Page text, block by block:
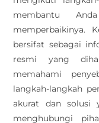
membantu
memperbaikinya.
bersifat sebagai
resmi yang
memahami
langkah-langkah
akurat dan solusi
menghubungi